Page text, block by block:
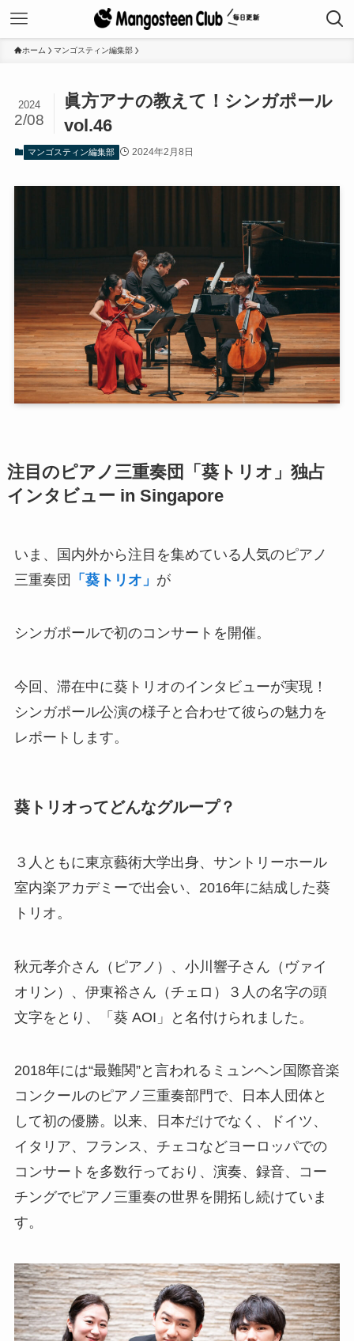
ホーム マンゴスティン編集部
眞方アナの教えて！シンガポール
vol.46
2024
2/08
マンゴスティン編集部 2024年2月8日
注目のピアノ三重奏団「葵トリオ」独占
インタビュー in Singapore
いま、国内外から注目を集めている人気のピアノ
三重奏団
「葵トリオ」 が
シンガポールで初のコンサートを開催。
今回、滞在中に葵トリオのインタビューが実現！
シンガポール公演の様子と合わせて彼らの魅力を
レポートします。
葵トリオってどんなグループ？
３人ともに東京藝術大学出身、サントリーホール
室内楽アカデミーで出会い、 2016年に結成した葵
トリオ。
秋元孝介さん（ピアノ）、小川響子さん（ヴァイ
オリン）、伊東裕さん（チェロ）３人の名字の頭
文字をとり、「葵AOI 」と名付けられました。
2018年には“最難関”と言われるミュンヘン国際音楽
コンクールのピアノ三重奏部門で、日本人団体と
して初の優勝。以来、日本だけでなく、ドイツ、
イタリア、フランス、チェコなどヨーロッパでの
コンサートを多数行っており、演奏、録音、コー
チングでピアノ三重奏の世界を開拓し続けていま
す。